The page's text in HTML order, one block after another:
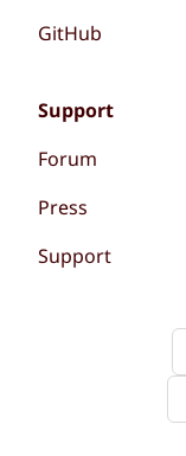
GitHub
Support
Forum
Press
Support